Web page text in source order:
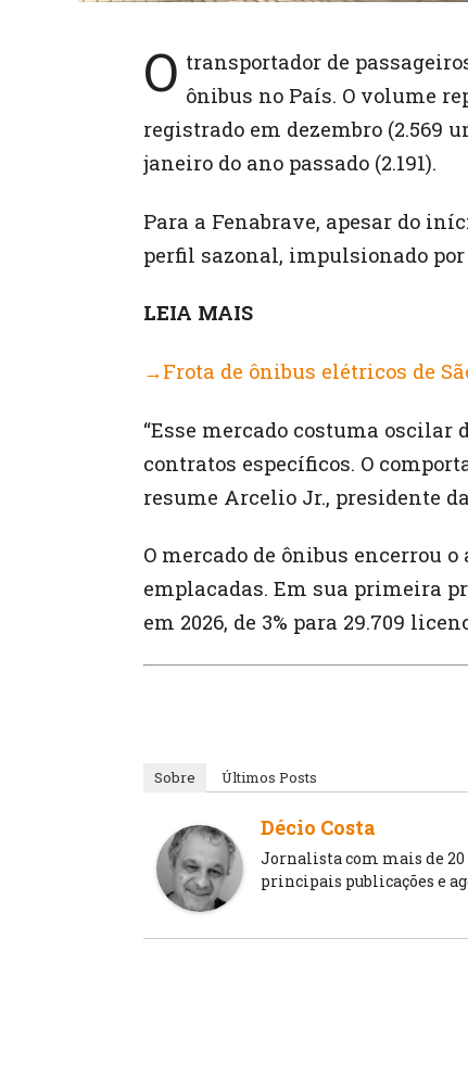
O transportador de
ônibus no País. O volume
registrado em dezembro (2.569
janeiro do ano passado (2.191).
Para a Fenabrave, apesar do
perfil sazonal, impulsionado
LEIA MAIS
→Frota de ônibus elétricos de
“Esse mercado costuma oscilar
contratos específicos. O
resume Arcelio Jr., presidente
O mercado de ônibus encerrou
emplacadas. Em sua primeira
em 2026, de 3% para 29.709
Sobre Últimos Posts
Décio Costa
Jornalista com mais de 20
principais publicações e